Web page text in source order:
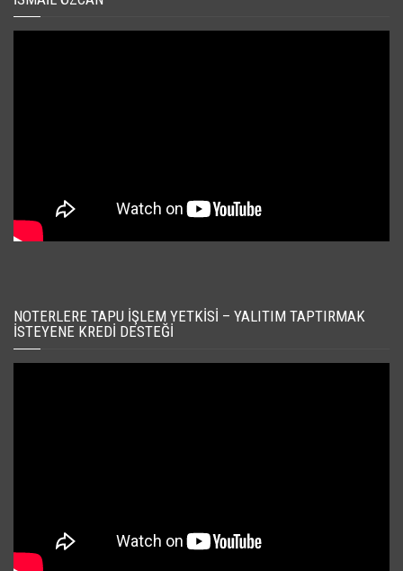
NOTERLERE TAPU İŞLEM YETKISI – YALITIM TAPTIRMAK
İSTEYENE KREDI DESTEĞI